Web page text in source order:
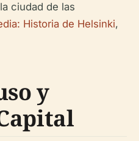
ciudad de las
Historia de Helsinki,
y